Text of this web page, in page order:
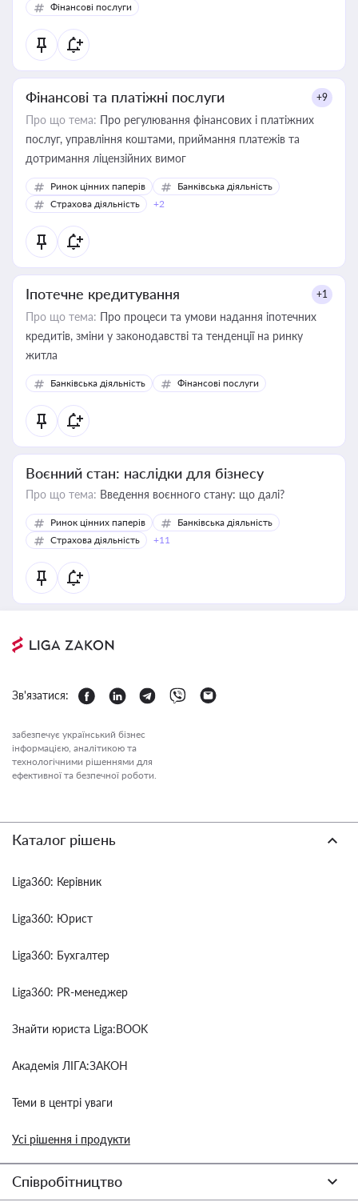
Фінансові послуги
Фінансові та платіжні послуги +9
Про що тема: Про регулювання фінансових і платіжних
послуг, управління коштами, приймання платежів та
дотримання ліцензійних вимог
Ринок цінних паперів
Банківська діяльність
Страхова діяльність
+2
Іпотечне кредитування +1
Про що тема: Про процеси та умови надання іпотечних
кредитів, зміни у законодавстві та тенденції на ринку
житла
Банківська діяльність Фінансові послуги
Воєнний стан: наслідки для бізнесу
Про що тема: Введення воєнного стану: що далі?
Ринок цінних паперів
Банківська діяльність
Страхова діяльність
+11
Зв'язатися:
забезпечує український бізнес
інформацією, аналітикою та
технологічними рішеннями для
ефективної та безпечної роботи.
Каталог рішень
Liga360: Керівник
Liga360: Юрист
Liga360: Бухгалтер
Liga360: PR-менеджер
Знайти юриста Liga:BOOK
Академія ЛІГА:ЗАКОН
Теми в центрі уваги
Усі рішення і продукти
Співробітництво